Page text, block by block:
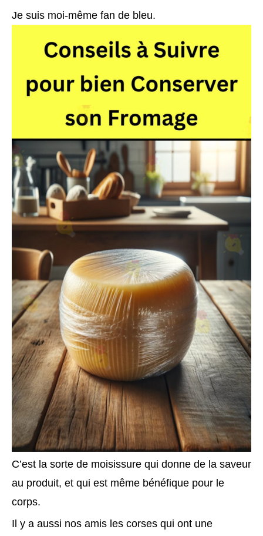
Je suis moi-même fan de bleu.
C’est la sorte de moisissure qui donne de la saveur
au produit, et qui est même bénéfique pour le
corps.
Il y a aussi nos amis les corses qui ont une